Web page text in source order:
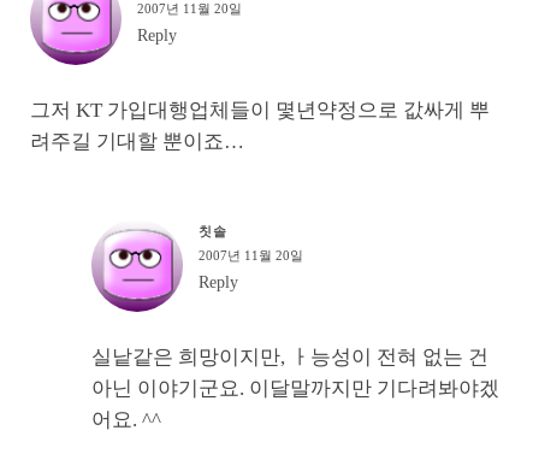
2007년 11월 20일
Reply
그저 KT 가입대행업체들이 몇년약정으로 값싸게 뿌
려주길 기대할 뿐이죠…
칫솔
2007년 11월 20일
Reply
실낱같은 희망이지만, ㅏ능성이 전혀 없는 건
아닌 이야기군요. 이달말까지만 기다려봐야겠
어요. ^^